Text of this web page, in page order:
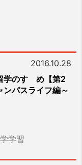
2016.10.28
学のすゝめ【第2
ンパスライフ編～
学習